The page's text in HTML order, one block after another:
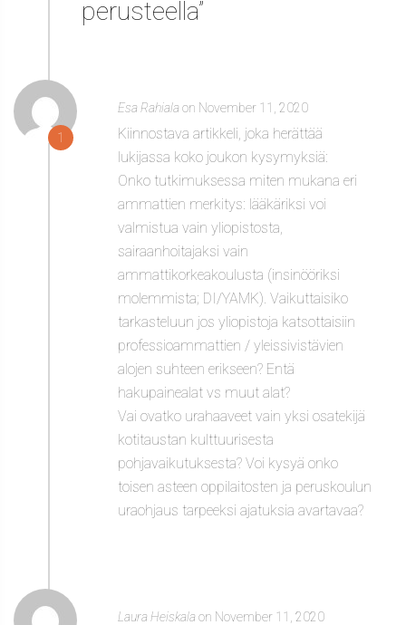
perusteella”
1
Esa Rahiala on November 11, 2020
Kiinnostava artikkeli, joka herättää
lukijassa koko joukon kysymyksiä:
Onko tutkimuksessa miten mukana eri
ammattien merkitys: lääkäriksi voi
valmistua vain yliopistosta,
sairaanhoitajaksi vain
ammattikorkeakoulusta (insinööriksi
molemmista; DI/YAMK). Vaikuttaisiko
tarkasteluun jos yliopistoja katsottaisiin
professioammattien / yleissivistävien
alojen suhteen erikseen? Entä
hakupainealat vs muut alat?
Vai ovatko urahaaveet vain yksi osatekijä
kotitaustan kulttuurisesta
pohjavaikutuksesta? Voi kysyä onko
toisen asteen oppilaitosten ja peruskoulun
uraohjaus tarpeeksi ajatuksia avartavaa?
Laura Heiskala on November 11, 2020